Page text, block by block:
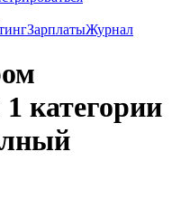
ЗарплатыЖурнал
категории